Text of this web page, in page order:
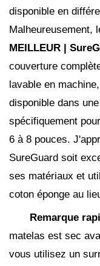
disponible en
Malheureusement,
MEILLEUR |
couverture
lavable en
disponible dans
spécifiquement
6 à 8 pouces.
SureGuard soit
ses matériaux et
coton éponge au
Remarque
matelas est sec
vous utilisez un